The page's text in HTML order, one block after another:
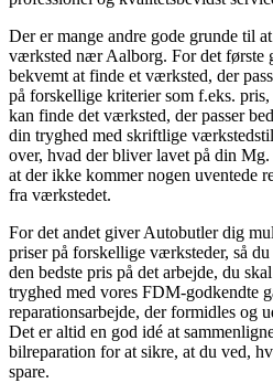
Der er mange andre gode grunde til
værksted nær Aalborg. For det første
bekvemt at finde et værksted, der
på forskellige kriterier som f.eks. pris,
kan finde det værksted, der passer
din tryghed med skriftlige
over, hvad der bliver lavet på din
at der ikke kommer nogen uventede
fra værkstedet.
For det andet giver Autobutler dig
priser på forskellige værksteder, så
den bedste pris på det arbejde, du
tryghed med vores FDM-godkendte
reparationsarbejde, der formidles og
Det er altid en god idé at
bilreparation for at sikre, at du ved,
spare.